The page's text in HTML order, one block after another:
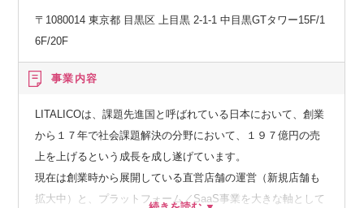
単に会社を守るだけでなく、ビジネスの安全な加速と進化を
魅力です。
■技術環境について
業務やプロジェクトにおいて、主に以下の技術領域やソリュ
〒1080014 東京都 目黒区 上目黒 2-1-1 中目黒GTタワー15F/1
6F/20F
事業内容
LITALICOは、課題先進国と呼ばれている日本において、創業
から１７年で社会課題解決の分野において、１９７億円の売
上を上げるという成長を成し遂げています。
現在は創業時から展開している直営店舗の運営（新規店舗も
拡大中）と、プラットフォーム／SaaS事業を大きな軸として